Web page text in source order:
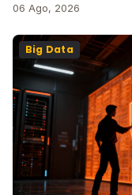
06 Ago, 2026
Big Data